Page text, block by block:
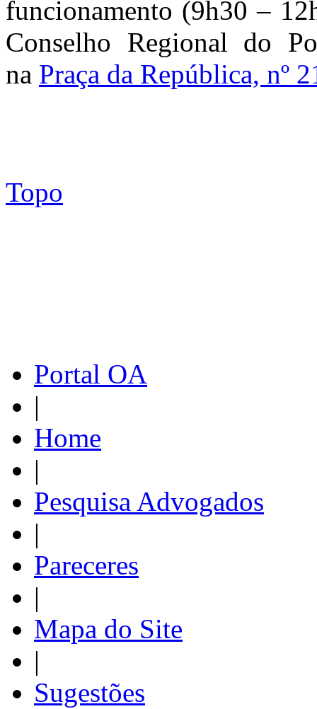
funcionamento (9h30 –
Conselho Regional do
na Praça da República, nº
Topo
Portal OA
|
Home
|
Pesquisa Advogados
|
Pareceres
|
Mapa do Site
|
Sugestões